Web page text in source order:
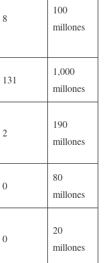
8
100
millones
131
1,000
millones
2
190
millones
0
80
millones
0
20
millones